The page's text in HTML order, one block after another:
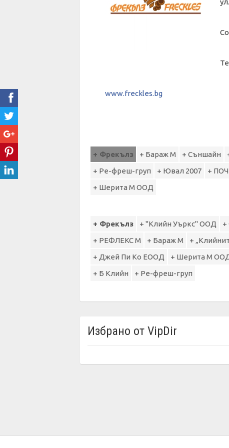
www.freckles.bg
+ Фрекълз + Бараж М + Съншайн
+ Ре-фреш-груп
+ Ювал 2007 +
+ Шерита М ООД
+ Фрекълз + "Клийн Уъркс" ООД
+ РЕФЛЕКС М
+ Бараж М +
+ Джей Пи Ко ЕООД
+ Шерита М
+ Б Клийн
+ Ре-фреш-груп
Избрано от VipDir